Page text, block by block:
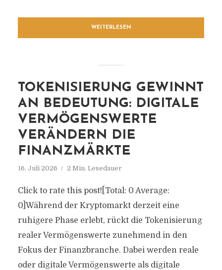
WEITERLESEN
TOKENISIERUNG GEWINNT
AN BEDEUTUNG: DIGITALE
VERMÖGENSWERTE
VERÄNDERN DIE
FINANZMÄRKTE
16. Juli 2026 2 Min. Lesedauer
Click to rate this post![Total: 0 Average:
0]Während der Kryptomarkt derzeit eine
ruhigere Phase erlebt, rückt die Tokenisierung
realer Vermögenswerte zunehmend in den
Fokus der Finanzbranche. Dabei werden reale
oder digitale Vermögenswerte als digitale